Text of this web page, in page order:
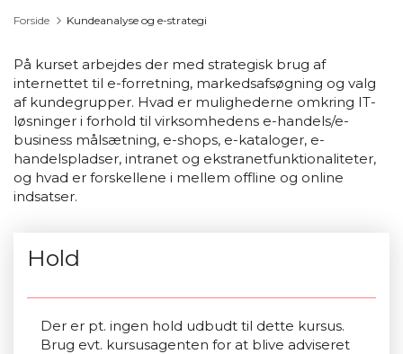
Forside Kundeanalyse og e-strategi
På kurset arbejdes der med strategisk brug af
internettet til e-forretning, markedsafsøgning og valg
af kundegrupper. Hvad er mulighederne omkring IT-
løsninger i forhold til virksomhedens e-handels/e-
business målsætning, e-shops, e-kataloger, e-
handelspladser, intranet og ekstranetfunktionaliteter,
og hvad er forskellene i mellem offline og online
indsatser.
Hold
Der er pt. ingen hold udbudt til dette kursus.
Brug evt. kursusagenten for at blive adviseret